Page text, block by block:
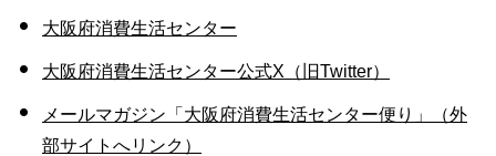
大阪府消費生活センター
大阪府消費生活センター公式X（旧Twitter）
メールマガジン「大阪府消費生活センター便り」（外
部サイトへリンク）